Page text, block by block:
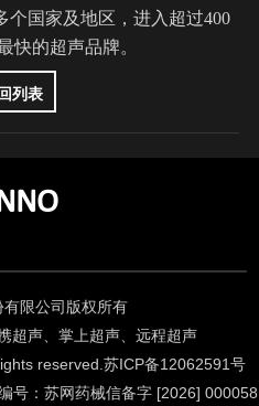
国家及地区，进入超过400
快的超声品牌。
列表
限公司版权所有
超声、掌上超声、远程超声
reserved. 苏ICP备12062591号
号：苏网药械信备字 [2026] 000058